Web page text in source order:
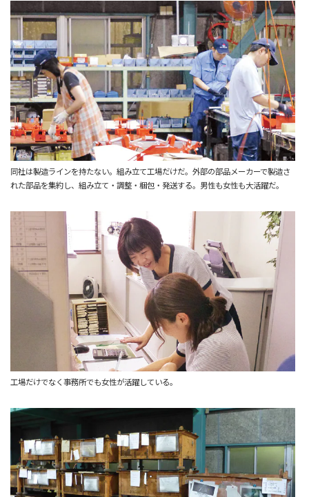
同社は製造ラインを持たない。組み立て工場だけだ。外部の部品メーカーで製造さ
れた部品を集約し、組み立て・調整・梱包・発送する。男性も女性も大活躍だ。
工場だけでなく事務所でも女性が活躍している。